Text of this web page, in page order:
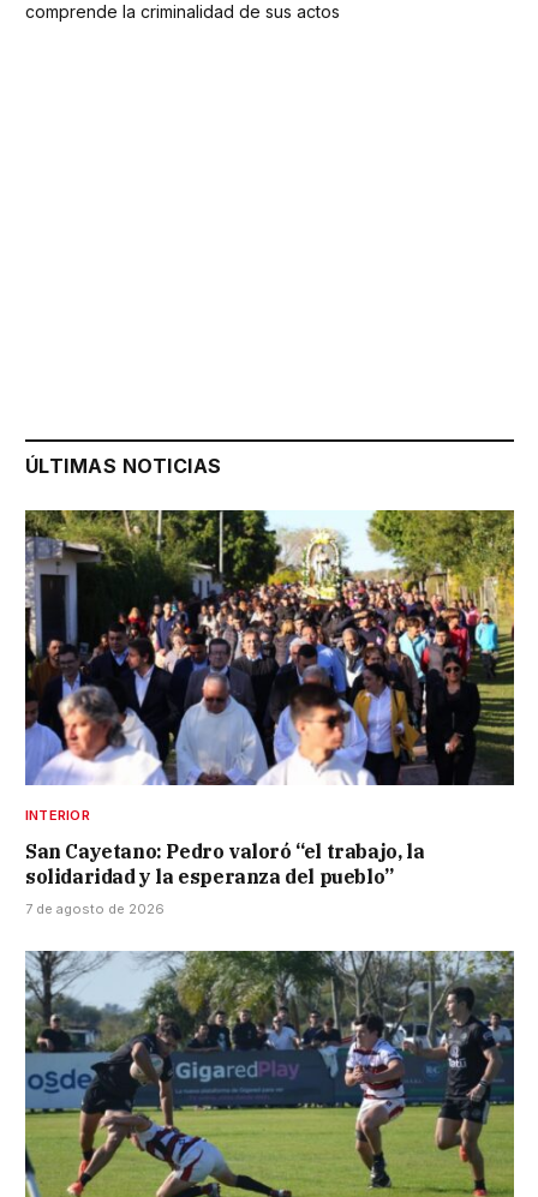
comprende la criminalidad de sus actos
ÚLTIMAS NOTICIAS
INTERIOR
San Cayetano: Pedro valoró “el trabajo, la
solidaridad y la esperanza del pueblo”
7 de agosto de 2026